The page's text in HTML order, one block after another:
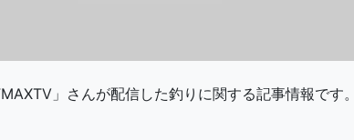
」さんが配信した釣りに関する記事情報です